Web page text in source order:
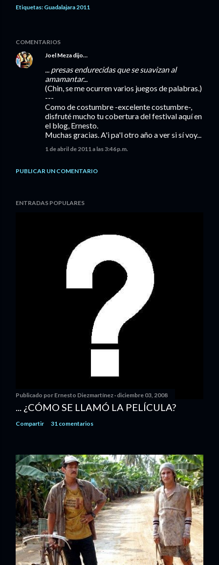
Etiquetas: Guadalajara 2011
COMENTARIOS
Joel Meza dijo…
... presas endurecidas que se suavizan al
amamantar...
(Chin, se me ocurren varios juegos de palabras.)
---
Como de costumbre -excelente costumbre-,
disfruté mucho tu cobertura del festival aquí en
el blog, Ernesto.
Muchas gracias. A'i pa'l otro año a ver si sí voy...
1 de abril de 2011 a las 3:46 p.m.
PUBLICAR UN COMENTARIO
ENTRADAS POPULARES
Publicado por Ernesto Diezmartínez diciembre 03, 2008
... ¿CÓMO SE LLAMÓ LA PELÍCULA?
Compartir 31 comentarios